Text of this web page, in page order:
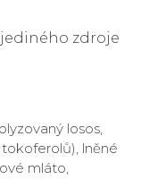
zdroje
losos,
lněné
mláto,